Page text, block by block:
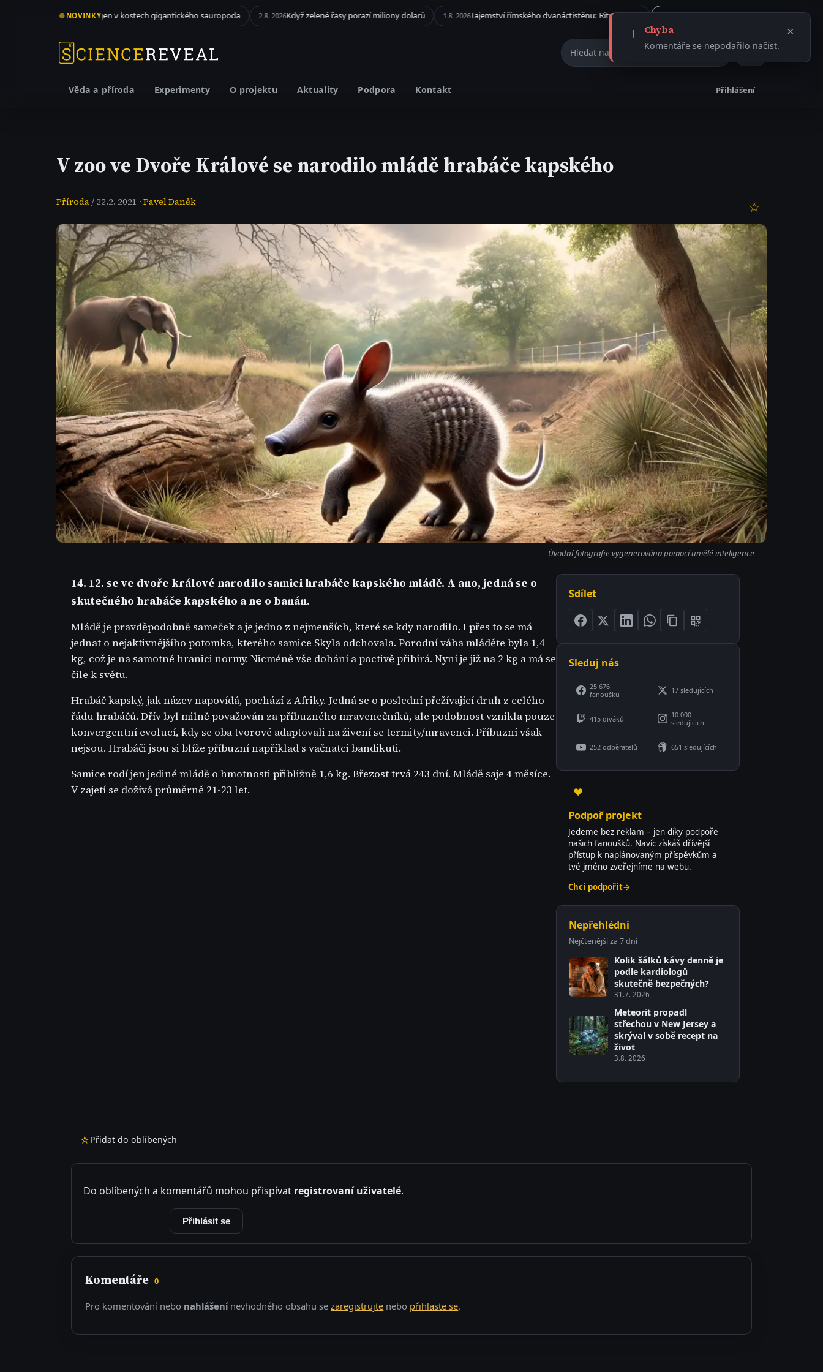
● NOVINKY
Kolagen v kostech gigantického sauropoda 2.8. 2026Když zelené řasy porazí miliony dolarů 1.8. 2026 Tajemství římského dvanáctistěnu: Rituální artefakt, nebo ničivá munice? 31.7. 2026ČLÁNEK Vše →
Hledat na webu
Věda a příroda Experimenty O projektu Aktuality Podpora Kontakt Přihlášení
V zoo ve Dvoře Králové se narodilo mládě hrabáče kapského
Příroda / 22.2. 2021 · Pavel Daněk ☆
Úvodní fotografie vygenerována pomocí umělé inteligence
14. 12. se ve dvoře králové narodilo samici hrabáče kapského mládě. A ano, jedná se o
skutečného hrabáče kapského a ne o banán.
Mládě je pravděpodobně sameček a je jedno z nejmenších, které se kdy narodilo. I přes to se má
jednat o nejaktivnějšího potomka, kterého samice Skyla odchovala. Porodní váha mláděte byla 1,4
kg, což je na samotné hranici normy. Nicméně vše dohání a poctivě přibírá. Nyní je již na 2 kg a má se
čile k světu.
Hrabáč kapský, jak název napovídá, pochází z Afriky. Jedná se o poslední přežívající druh z celého
řádu hrabáčů. Dřív byl milně považován za příbuzného mravenečníků, ale podobnost vznikla pouze
konvergentní evolucí, kdy se oba tvorové adaptovali na živení se termity/mravenci. Příbuzní však
nejsou. Hrabáči jsou si blíže příbuzní například s vačnatci bandikuti.
Samice rodí jen jediné mládě o hmotnosti přibližně 1,6 kg. Březost trvá 243 dní. Mládě saje 4 měsíce.
V zajetí se dožívá průměrně 21-23 let.
Sdílet
Sleduj nás
25 676
fanoušků
17 sledujících
415 diváků
10 000
sledujících
252 odběratelů 651 sledujících
♥
Podpoř projekt
Jedeme bez reklam – jen díky podpoře
našich fanoušků. Navíc získáš dřívější
přístup k naplánovaným příspěvkům a
tvé jméno zveřejníme na webu.
Chci podpořit→
Nepřehlédni
Nejčtenější za 7 dní
Kolik šálků kávy denně je
podle kardiologů
skutečně bezpečných?
31.7. 2026
Meteorit propadl
střechou v New Jersey a
skrýval v sobě recept na
život
3.8. 2026
☆Přidat do oblíbených
Do oblíbených a komentářů mohou přispívat registrovaní uživatelé.
Přihlásit se
Komentáře 0
Pro komentování nebo nahlášenínevhodného obsahu sezaregistrujte nebo přihlaste se.
! Chyba
Komentáře se nepodařilo načíst.
×